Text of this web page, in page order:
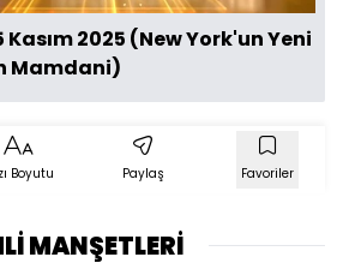
Kasım 2025 (New York'un Yeni
Mamdani)
Boyutu Paylaş Favoriler
MANŞETLERİ